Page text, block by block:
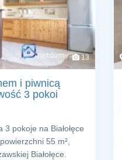
13
i piwnicą
3 pokoi
pokoje na Białołęce
55 m²,
Białołęce.